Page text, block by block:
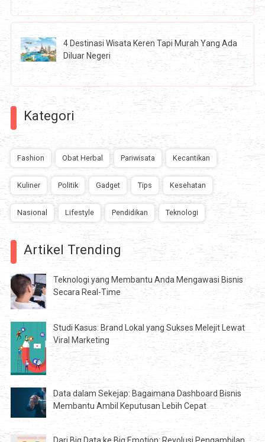
4 Destinasi Wisata Keren Tapi Murah Yang Ada
Diluar Negeri
Kategori
Fashion Obat Herbal Pariwisata Kecantikan
Kuliner Politik Gadget Tips Kesehatan
Nasional Lifestyle Pendidikan Teknologi
Artikel Trending
Teknologi yang Membantu Anda Mengawasi Bisnis
Secara Real-Time
Studi Kasus: Brand Lokal yang Sukses Melejit Lewat
Viral Marketing
Data dalam Sekejap: Bagaimana Dashboard Bisnis
Membantu Ambil Keputusan Lebih Cepat